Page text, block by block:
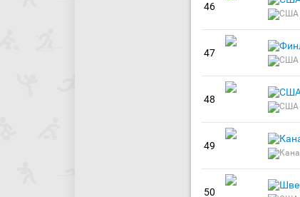
46
47
48
49
50